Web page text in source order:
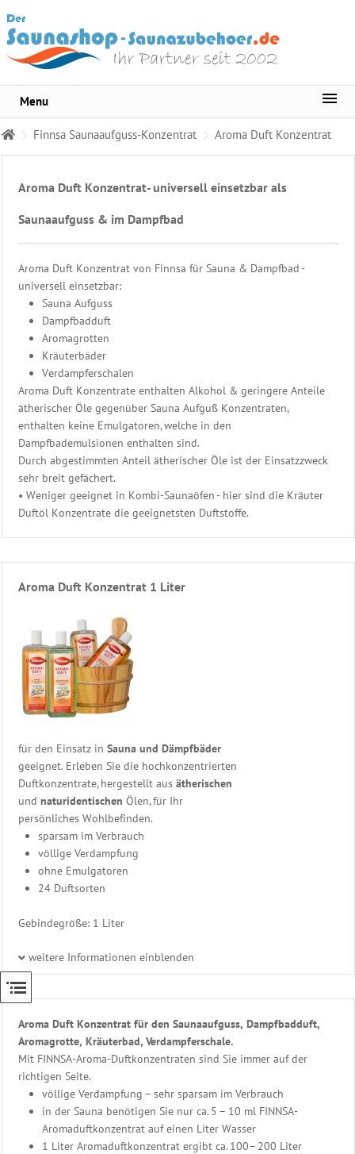
Finnsa Saunaaufguss-Konzentrat Aroma Duft Konzentrat
Aroma Duft Konzentrat- universell einsetzbar als
Saunaaufguss & im Dampfbad
Aroma Duft Konzentrat von Finnsa für Sauna & Dampfbad -
universell einsetzbar:
Sauna Aufguss
Dampfbadduft
Aromagrotten
Kräuterbäder
Verdampferschalen
Aroma Duft Konzentrate enthalten Alkohol & geringere Anteile
ätherischer Öle gegenüber Sauna Aufguß Konzentraten,
enthalten keine Emulgatoren, welche in den
Dampfbademulsionen enthalten sind.
Durch abgestimmten Anteil ätherischer Öle ist der Einsatzzweck
sehr breit gefächert.
• Weniger geeignet in Kombi-Saunaöfen - hier sind die Kräuter
Duftöl Konzentrate die geeignetsten Duftstoffe.
Aroma Duft Konzentrat 1 Liter
für den Einsatz in Sauna und Dämpfbäder
geeignet. Erleben Sie die hochkonzentrierten
Duftkonzentrate, hergestellt aus ätherischen
und naturidentischen Ölen, für Ihr
persönliches Wohlbefinden.
sparsam im Verbrauch
völlige Verdampfung
ohne Emulgatoren
24 Duftsorten
Gebindegröße: 1 Liter
weitere Informationen einblenden
Aroma Duft Konzentrat für den Saunaaufguss, Dampfbadduft,
Aromagrotte, Kräuterbad, Verdampferschale.
Mit FINNSA-Aroma-Duftkonzentraten sind Sie immer auf der
richtigen Seite.
völlige Verdampfung – sehr sparsam im Verbrauch
in der Sauna benötigen Sie nur ca. 5 – 10 ml FINNSA-
Aromaduftkonzentrat auf einen Liter Wasser
1 Liter Aromaduftkonzentrat ergibt ca. 100– 200 Liter
Sortiment
Finnsa
Finnsa
klassisch
Finnsa
Spezial
Duft
Konzentrat
Aroma
Konzentrat
Menthol
zum
-
Duft
Sanariumduft
Kräuterkissen
Kräuter
100%
naturreine
Dampfbad
Duft
Duft
Erlebnisdusche
Dampfstein
Kräutertopf
Saunahonig
und
Massageöle
Whirlpool
Bade
Saunakübel
Saunakelle
Menu